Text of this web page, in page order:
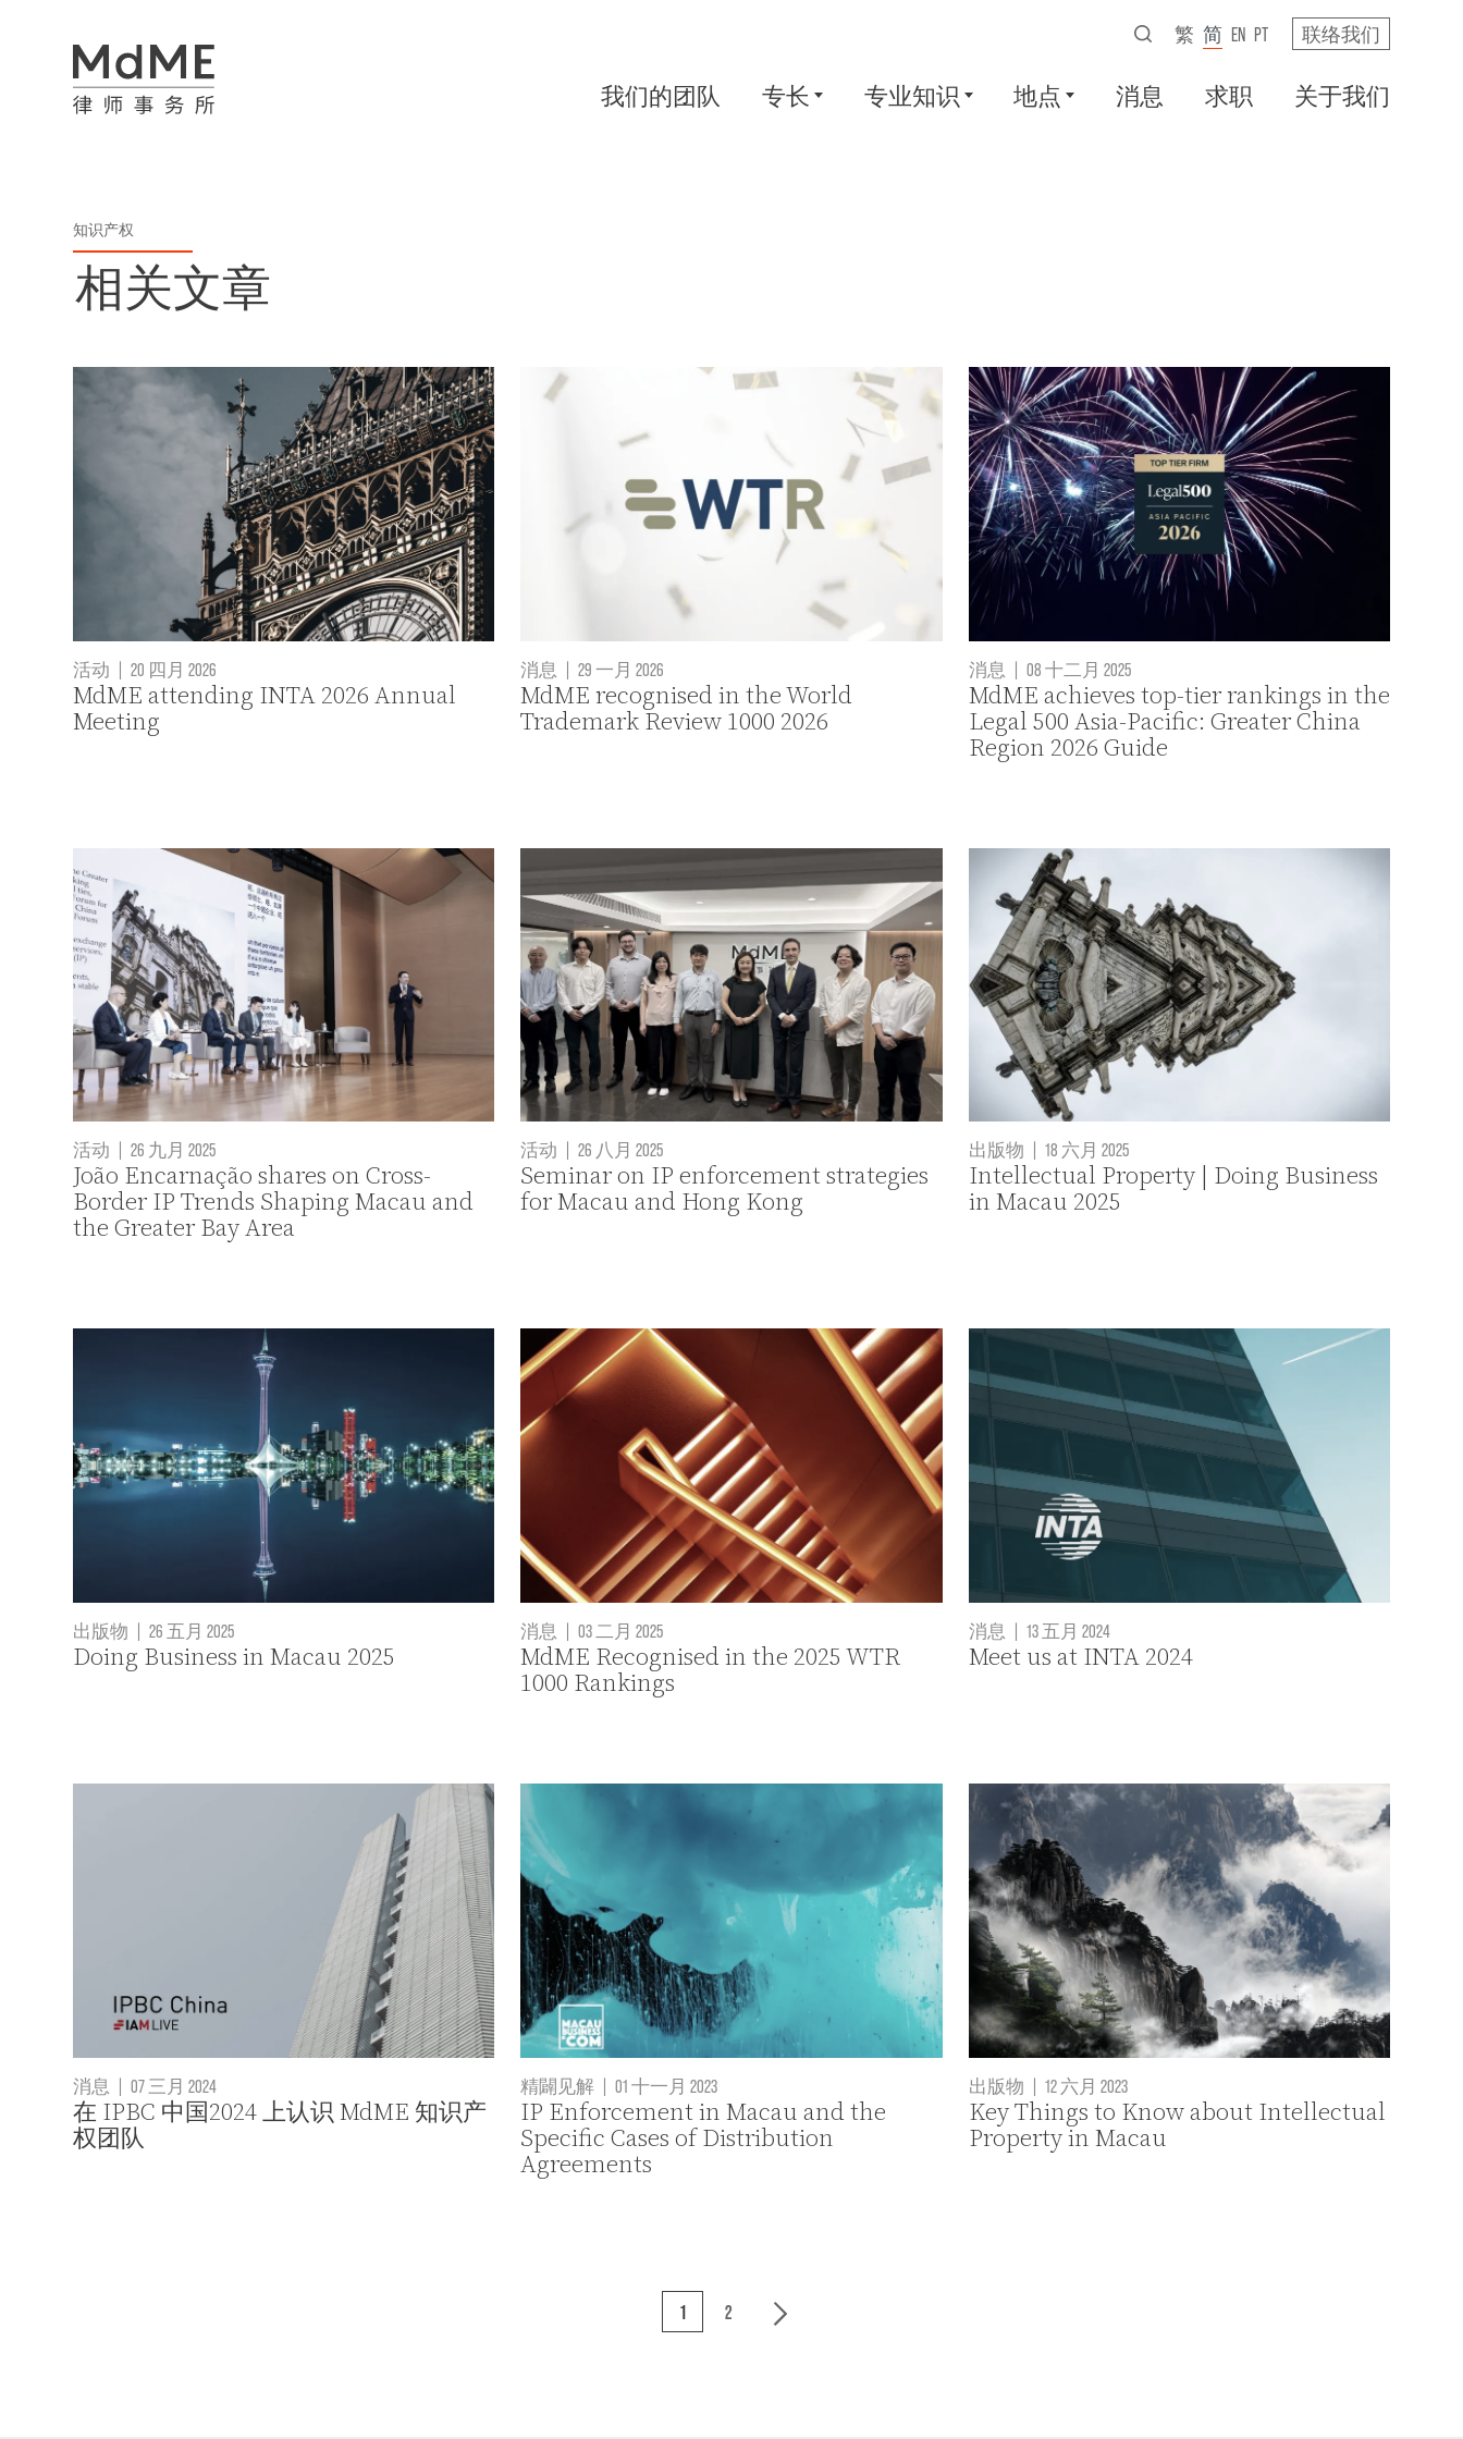
我们的团队 专长 专业知识 地点 消息 求职 关于我们
繁 简 EN PT 联络我们
知识产权
相关文章
活动 | 20 四月 2026
MdME attending INTA 2026 Annual
Meeting
消息 | 29 一月 2026
MdME recognised in the World
Trademark Review 1000 2026
消息 | 08 十二月 2025
MdME achieves top-tier rankings in the
Legal 500 Asia-Pacific: Greater China
Region 2026 Guide
活动 | 26 九月 2025
João Encarnação shares on Cross-
Border IP Trends Shaping Macau and
the Greater Bay Area
活动 | 26 八月 2025
Seminar on IP enforcement strategies
for Macau and Hong Kong
出版物 | 18 六月 2025
Intellectual Property | Doing Business
in Macau 2025
出版物 | 26 五月 2025
Doing Business in Macau 2025
消息 | 03 二月 2025
MdME Recognised in the 2025 WTR
1000 Rankings
消息 | 13 五月 2024
Meet us at INTA 2024
消息 | 07 三月 2024
在 IPBC 中国2024 上认识 MdME 知识产
权团队
精闢见解 | 01 十一月 2023
IP Enforcement in Macau and the
Specific Cases of Distribution
Agreements
出版物 | 12 六月 2023
Key Things to Know about Intellectual
Property in Macau
1 2